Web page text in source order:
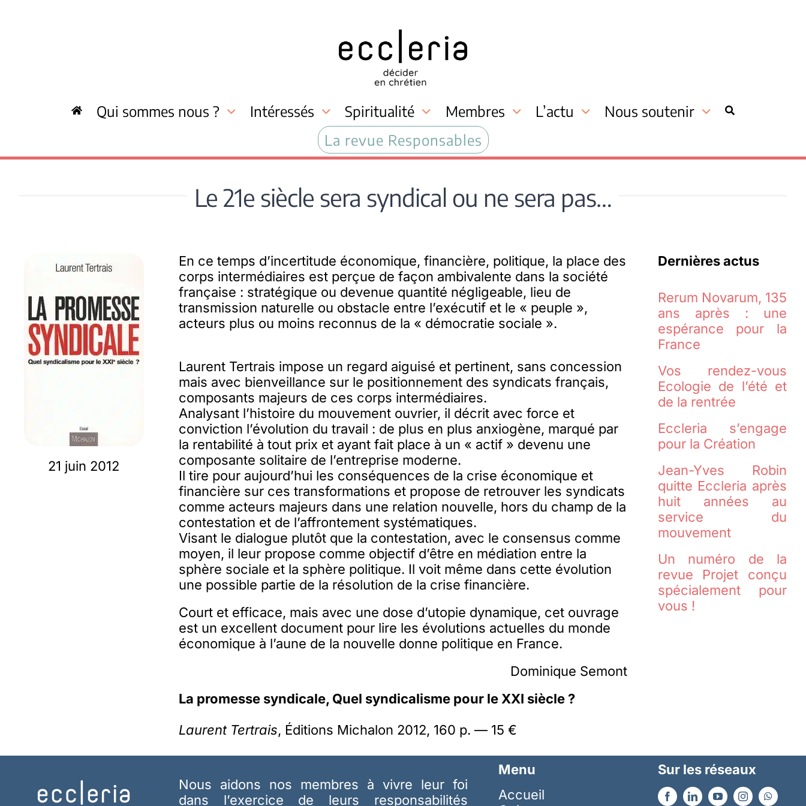
Qui sommes nous ? Intéressés Spiritualité Membres L’actu
Nous soutenir
La revue Responsables
Le 21e siècle sera syndical ou ne sera pas…
21 juin 2012
En ce temps d’incertitude économique, financière, politique, la place des
corps intermédiaires est perçue de façon ambivalente dans la société
française : stratégique ou devenue quantité négligeable, lieu de
transmission naturelle ou obstacle entre l’exécutif et le « peuple »,
acteurs plus ou moins reconnus de la « démocratie sociale ».
Laurent Tertrais impose un regard aiguisé et pertinent, sans concession
mais avec bienveillance sur le positionnement des syndicats français,
composants majeurs de ces corps intermédiaires.
Analysant l’histoire du mouvement ouvrier, il décrit avec force et
conviction l’évolution du travail : de plus en plus anxiogène, marqué par
la rentabilité à tout prix et ayant fait place à un « actif » devenu une
composante solitaire de l’entreprise moderne.
Il tire pour aujourd’hui les conséquences de la crise économique et
financière sur ces transformations et propose de retrouver les syndicats
comme acteurs majeurs dans une relation nouvelle, hors du champ de la
contestation et de l’affrontement systématiques.
Visant le dialogue plutôt que la contestation, avec le consensus comme
moyen, il leur propose comme objectif d’être en médiation entre la
sphère sociale et la sphère politique. Il voit même dans cette évolution
une possible partie de la résolution de la crise financière.
Court et efficace, mais avec une dose d’utopie dynamique, cet ouvrage
est un excellent document pour lire les évolutions actuelles du monde
économique à l’aune de la nouvelle donne politique en France.
Dominique Semont
La promesse syndicale, Quel syndicalisme pour le XXI siècle ?
Laurent Tertrais, Éditions Michalon 2012, 160 p. — 15 €
Dernières actus
Rerum Novarum, 135
ans après : une
espérance pour la
France
Vos rendez-vous
Ecologie de l’été et
de la rentrée
Eccleria s’engage
pour la Création
Jean-Yves Robin
quitte Eccleria après
huit années au
service du
mouvement
Un numéro de la
revue Projet conçu
spécialement pour
vous !
Nous aidons nos membres à vivre leur foi
dans l’exercice de leurs responsabilités
Menu
Accueil
Sur les réseaux